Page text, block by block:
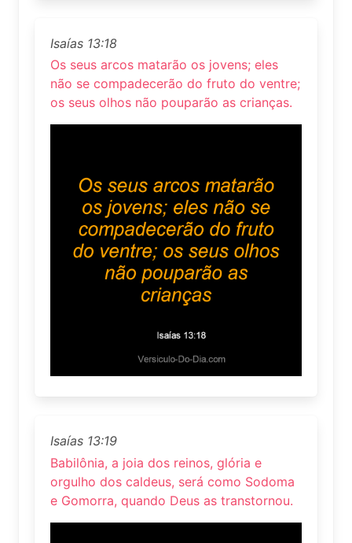
Isaías 13:18
Os seus arcos matarão os jovens; eles
não se compadecerão do fruto do ventre;
os seus olhos não pouparão as crianças.
Isaías 13:19
Babilônia, a joia dos reinos, glória e
orgulho dos caldeus, será como Sodoma
e Gomorra, quando Deus as transtornou.